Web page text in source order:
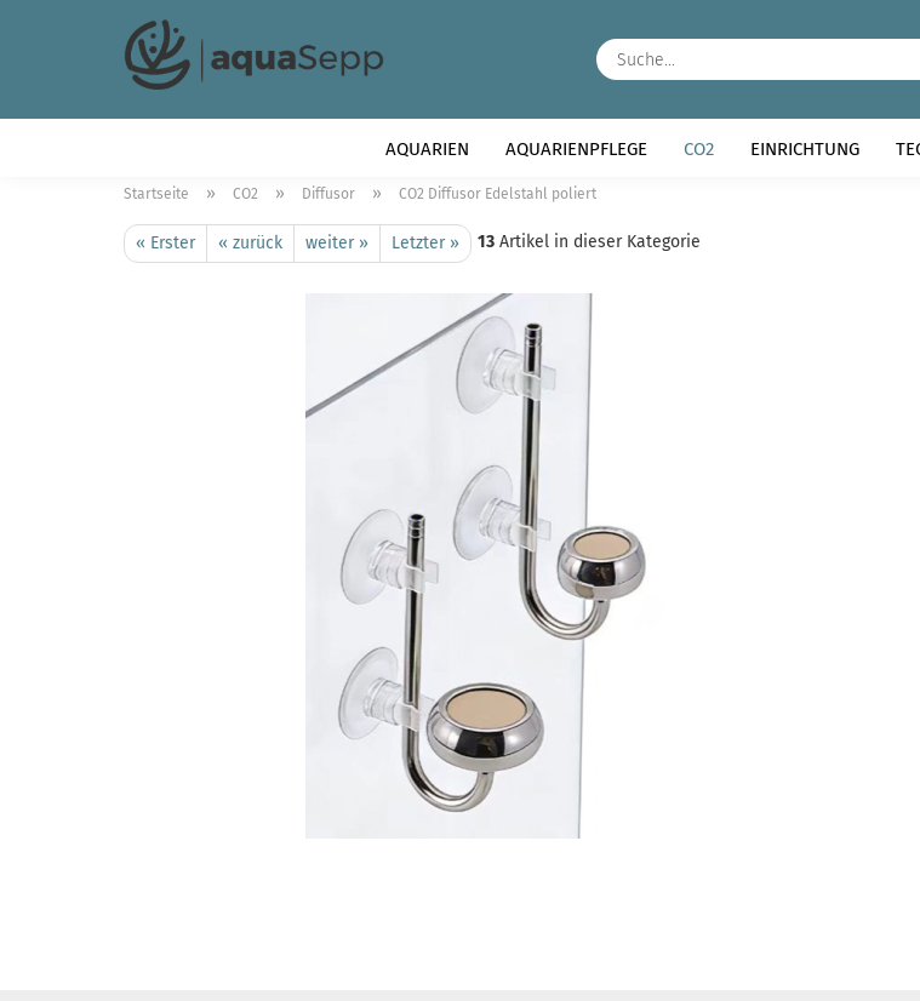
AQUARIEN AQUARIENPFLEGE CO2 EINRICHTUNG
Startseite » CO2 » Diffusor » CO2 Diffusor Edelstahl poliert
« Erster « zurück weiter » Letzter » 13 Artikel in dieser Kategorie